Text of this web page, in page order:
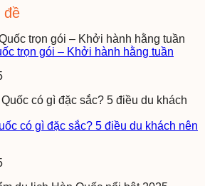
đề
trọn gói – Khởi hành hằng tuần
có gì đặc sắc? 5 điều du khách nên